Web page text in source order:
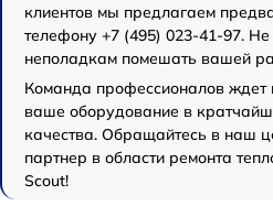
клиентов мы предлагаем
телефону +7 (495) 023-41-97. Не
неполадкам помешать вашей
Команда профессионалов ждет
ваше оборудование в
качества. Обращайтесь в наш
партнер в области ремонта
Scout!